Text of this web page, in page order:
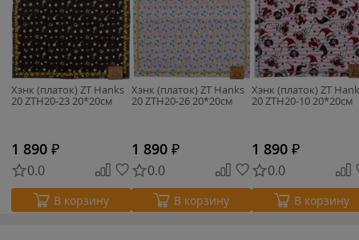
Хэнк (платок) ZT Hanks
20 ZTH20-23 20*20см
1 890 ₽
0.0
В корзину
Хэнк (платок) ZT Hanks
20 ZTH20-26 20*20см
1 890 ₽
0.0
В корзину
Хэнк (платок) ZT
20 ZTH20-10 20*20см
1 890 ₽
0.0
В корзину